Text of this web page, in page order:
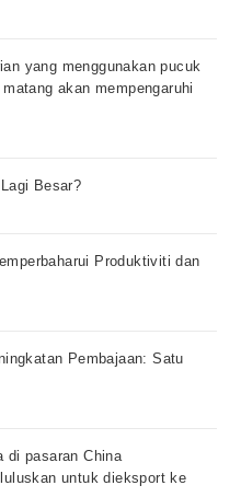
yang menggunakan pucuk
akan mempengaruhi
Besar?
Produktiviti dan
Pembajaan: Satu
di pasaran China
untuk dieksport ke